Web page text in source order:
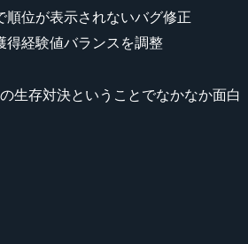
順位が表示されないバグ修正
得経験値バランスを調整
生存対決ということでなかなか面白